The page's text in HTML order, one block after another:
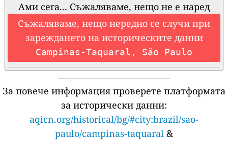
Ами сега... Съжаляваме, нещо не е наред
Съжаляваме, нещо нередно се случи при
зареждането на историческите данни
Campinas-Taquaral, São Paulo
За повече информация проверете платформата
за исторически данни:
aqicn.org/historical/bg/#city:brazil/sao-
paulo/campinas-taquaral &